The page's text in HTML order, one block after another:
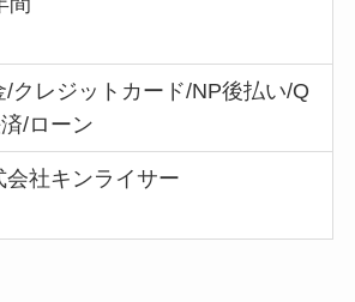
/クレジットカード/NP後払い/Q
/ローン
会社キンライサー